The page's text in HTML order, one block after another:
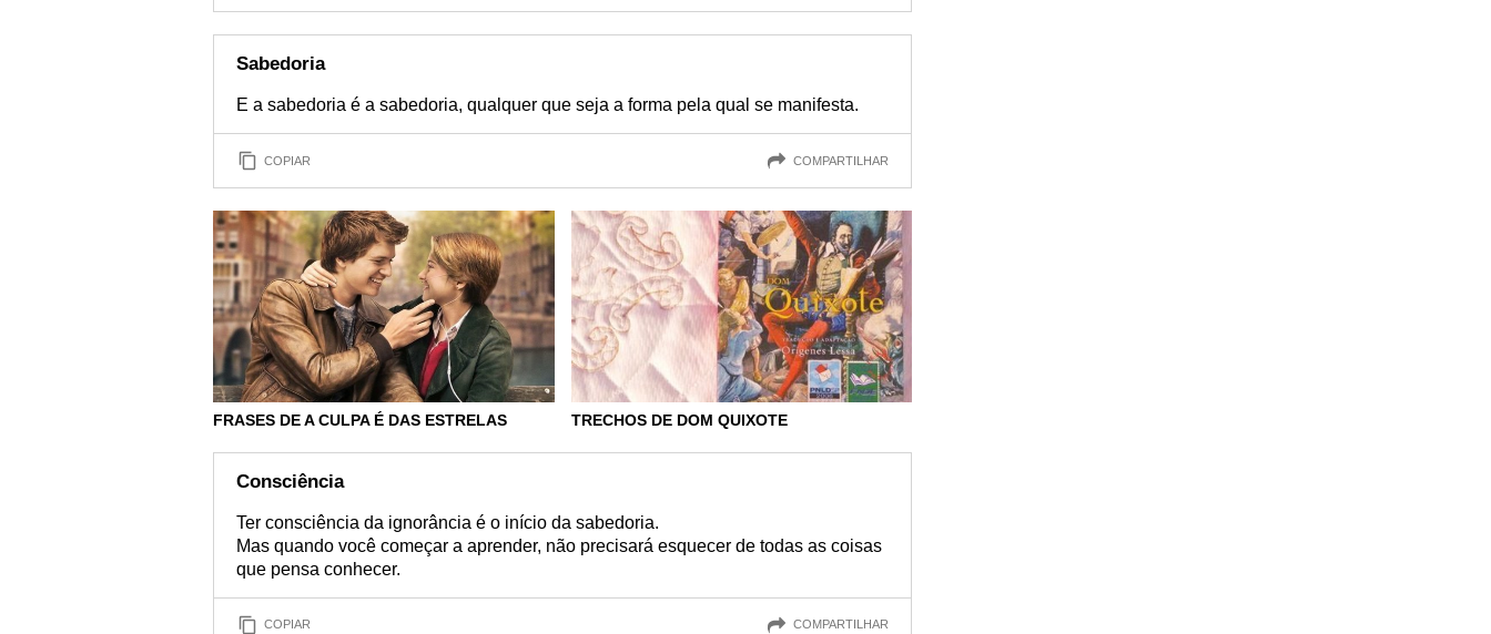
Sabedoria
E a sabedoria é a sabedoria, qualquer que seja a forma pela qual se manifesta.
COPIAR COMPARTILHAR
FRASES DE A CULPA É DAS ESTRELAS TRECHOS DE DOM QUIXOTE
Consciência
Ter consciência da ignorância é o início da sabedoria.
Mas quando você começar a aprender, não precisará esquecer de todas as coisas
que pensa conhecer.
COPIAR COMPARTILHAR